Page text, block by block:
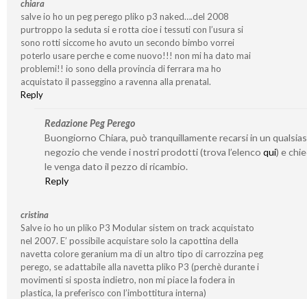
chiara
salve io ho un peg perego pliko p3 naked….del 2008
purtroppo la seduta si e rotta cioe i tessuti con l’usura si
sono rotti siccome ho avuto un secondo bimbo vorrei
poterlo usare perche e come nuovo!!! non mi ha dato mai
problemi!! io sono della provincia di ferrara ma ho
acquistato il passeggino a ravenna alla prenatal.
Reply
Redazione Peg Perego
Buongiorno Chiara, può tranquillamente recarsi in un
negozio che vende i nostri prodotti (trova l’elenco qui) e
le venga dato il pezzo di ricambio.
Reply
cristina
Salve io ho un pliko P3 Modular sistem on track acquistato
nel 2007. E’ possibile acquistare solo la capottina della
navetta colore geranium ma di un altro tipo di carrozzina peg
perego, se adattabile alla navetta pliko P3 (perchè durante i
movimenti si sposta indietro, non mi piace la fodera in
plastica, la preferisco con l’imbottitura interna)